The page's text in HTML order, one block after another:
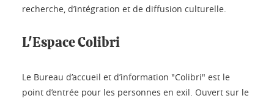
recherche, d’intégration et de diffusion culturelle.
L'Espace Colibri
Le Bureau d’accueil et d’information "Colibri" est le
point d’entrée pour les personnes en exil. Ouvert sur le